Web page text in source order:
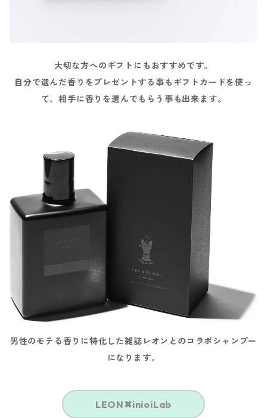
大切な方へのギフトにもおすすめです。
自分で選んだ香りをプレゼントする事もギフトカードを使っ
て、相手に香りを選んでもらう事も出来ます。
男性のモテる香りに特化した雑誌レオンとのコラボシャンプー
になります。
LEON✖︎inioiLab